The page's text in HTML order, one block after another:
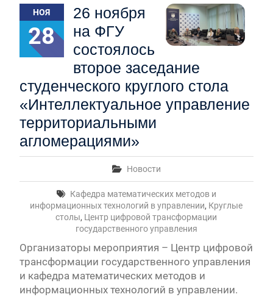
НОЯ
28
26 ноября
на ФГУ
состоялось
второе заседание
студенческого круглого стола
«Интеллектуальное управление
территориальными
агломерациями»
Новости
Кафедра математических методов и
информационных технологий в управлении, Круглые
столы, Центр цифровой трансформации
государственного управления
Организаторы мероприятия – Центр цифровой
трансформации государственного управления
и кафедра математических методов и
информационных технологий в управлении.